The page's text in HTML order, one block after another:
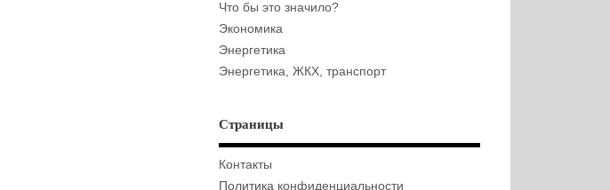
Что бы это значило?
Экономика
Энергетика
Энергетика, ЖКХ, транспорт
Страницы
Контакты
Политика конфиденциальности